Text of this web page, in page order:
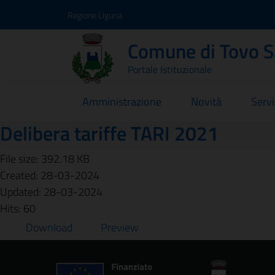
Regione Liguria
Comune di Tovo
Portale Istituzionale
Amministrazione Novità
Delibera tariffe TARI 2021
File size: 392.18 KB
Created: 28-03-2024
Updated: 28-03-2024
Hits: 60
Download
Preview